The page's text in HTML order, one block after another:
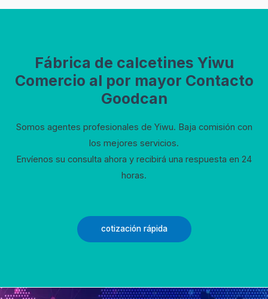
Fábrica de calcetines Yiwu
Comercio al por mayor Contacto
Goodcan
Somos agentes profesionales de Yiwu. Baja comisión con
los mejores servicios.
Envíenos su consulta ahora y recibirá una respuesta en 24
horas.
cotización rápida